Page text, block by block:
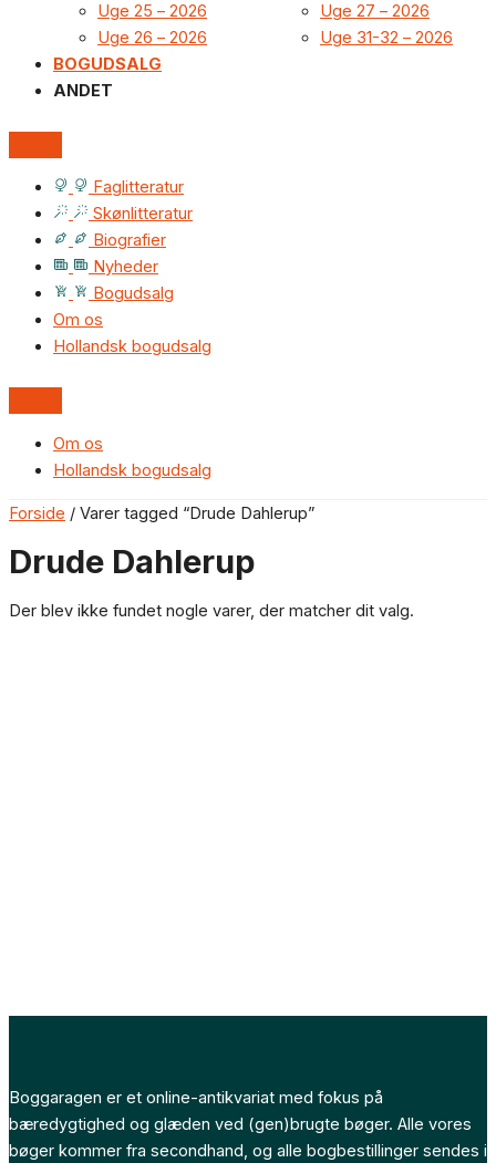
Uge 25 – 2026
Uge 26 – 2026
Uge 27 – 2026
Uge 31-32 – 2026
BOGUDSALG
ANDET
Faglitteratur
Skønlitteratur
Biografier
Nyheder
Bogudsalg
Om os
Hollandsk bogudsalg
Om os
Hollandsk bogudsalg
Forside / Varer tagged “Drude Dahlerup”
Drude Dahlerup
Der blev ikke fundet nogle varer, der matcher dit valg.
Boggaragen er et online-antikvariat med fokus på
bæredygtighed og glæden ved (gen)brugte bøger. Alle vores
bøger kommer fra secondhand, og alle bogbestillinger sendes i